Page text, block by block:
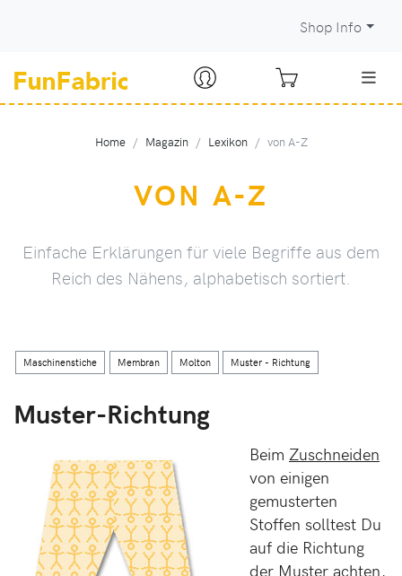
Shop Info
Home Magazin Lexikon von A-Z
VON A-Z
Einfache Erklärungen für viele Begriffe aus dem
Reich des Nähens, alphabetisch sortiert.
Maschinenstiche Membran Molton Muster - Richtung
Muster-Richtung
Beim Zuschneiden
von einigen
gemusterten
Stoffen solltest Du
auf die Richtung
der Muster achten,